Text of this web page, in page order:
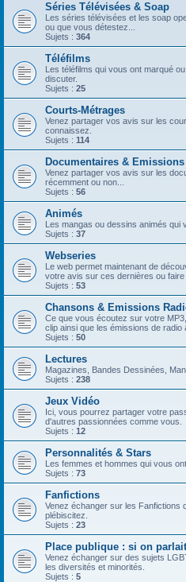
Séries Télévisées & Soap
Les séries télévisées et les soap
ou que vous détestez...
Sujets : 364
Téléfilms
Les téléfilms qui vous ont marqué
discuter.
Sujets : 25
Courts-Métrages
Venez partager vos avis sur les
connaissez.
Sujets : 114
Documentaires &
Venez partager vos avis sur les
récemment ou non...
Sujets : 56
Animés
Les mangas ou dessins animés qui
Sujets : 37
Webseries
Le web permet maintenant de
votre avis sur ces dernières ou
Sujets : 53
Chansons & Emissions
Ce que vous écoutez sur votre
clip ainsi que les émissions de radio
Sujets : 50
Lectures
Magazines, Bandes Dessinées,
Sujets : 238
Jeux Vidéo
Ici, vous pourrez partager votre
d'autres passionnées comme vous.
Sujets : 12
Personnalités & Stars
Les femmes et hommes qui vous ont
Sujets : 73
Fanfictions
Venez échanger sur les Fanfictions
plébiscitez.
Sujets : 23
Place publique : si on
Venez échanger sur des sujets
les diversités et minorités.
Sujets : 5